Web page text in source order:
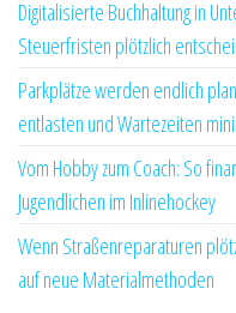
Digitalisierte Buchhaltung in
Steuerfristen plötzlich
Parkplätze werden endlich
entlasten und Wartezeiten
Vom Hobby zum Coach: So
Jugendlichen im Inlinehockey
Wenn Straßenreparaturen
auf neue Materialmethoden